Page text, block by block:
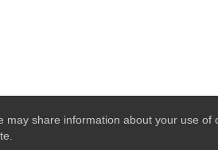
may share information about your use of